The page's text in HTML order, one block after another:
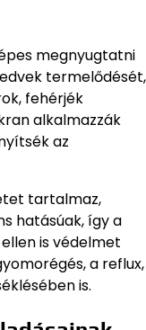
megnyugtatni
termelődését,
fehérjék
alkalmazzák
az
tartalmaz,
hatásúak, így a
is védelmet
a reflux,
is.